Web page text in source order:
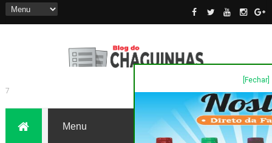
[Fechar]
7